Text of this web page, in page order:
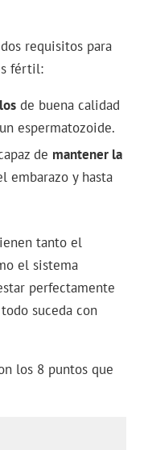
requisitos para
fértil:
de buena calidad
espermatozoide.
de mantener la
embarazo y hasta
tanto el
el sistema
perfectamente
suceda con
los 8 puntos que